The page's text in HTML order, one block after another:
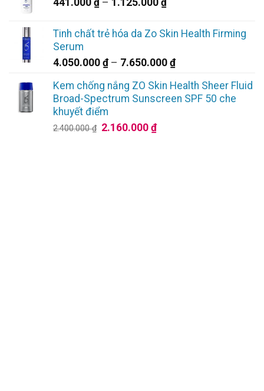
1.560.000 ₫.là:
441.000 ₫ – 1.125.000 ₫
từ
đến
1.125.000 ₫
Tinh chất trẻ hóa da Zo Skin Health Firming
Serum
4.050.000 ₫ – 7.650.000 ₫Khoảng
từ
4.050.000 ₫
Kem chống nắng ZO Skin Health Sheer Fluid
Broad-Spectrum Sunscreen SPF 50 che
khuyết điểm
2.400.000₫ Giá
2.160.000₫Giá